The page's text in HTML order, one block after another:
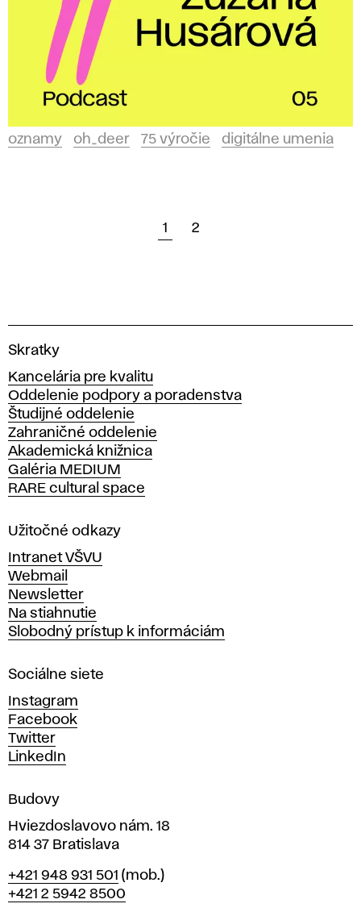
oznamy oh_deer 75 výročie digitálne umenia
1 2
V
s
o
k
á
š
k
o
a
ý
t
v
a
r
ý
c
h
u
m
e
í
v
r
a
Skratky
Kancelária pre kvalitu
Oddelenie podpory a poradenstva
Študijné oddelenie
Zahraničné oddelenie
Akademická knižnica
Galéria MEDIUM
RARE cultural space
Užitočné odkazy
Intranet VŠVU
Webmail
Newsletter
Na stiahnutie
Slobodný prístup k informáciám
Sociálne siete
Instagram
Facebook
Twitter
LinkedIn
Budovy
Hviezdoslavovo nám. 18
814 37 Bratislava
Telefón
+421 948 931 501 (mob.)
+421 2 5942 8500